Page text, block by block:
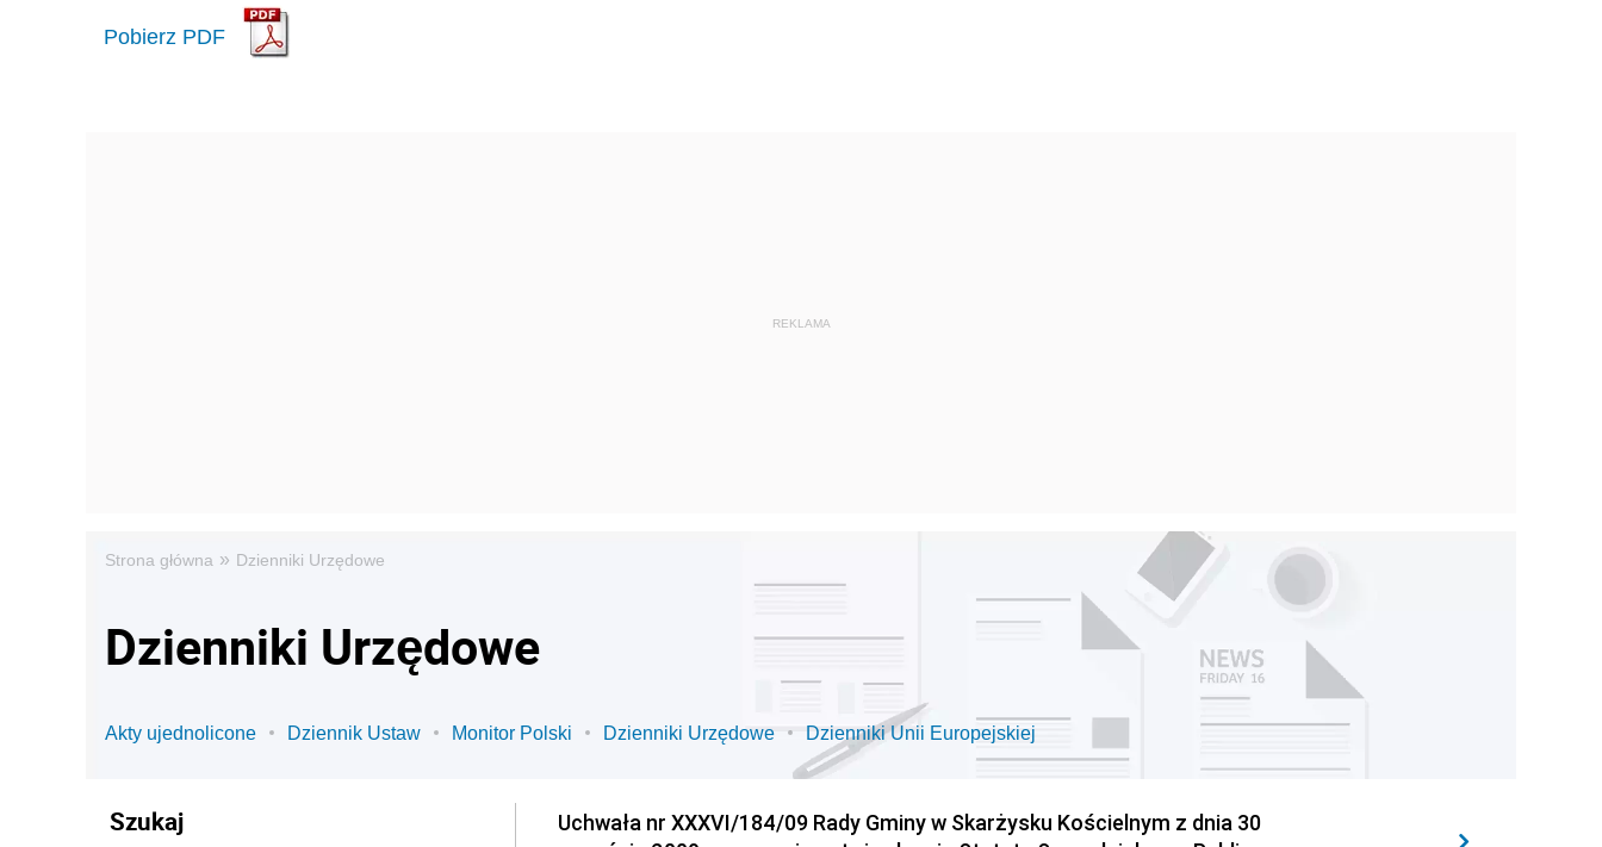
Pobierz PDF
Strona główna » Dzienniki Urzędowe
Dzienniki Urzędowe
Akty ujednolicone Dziennik Ustaw Monitor Polski Dzienniki Urzędowe Dzienniki Unii Europejskiej
Szukaj
Uchwała nr XXXVI/184/09 Rady Gminy w Skarżysku Kościelnym z dnia 30